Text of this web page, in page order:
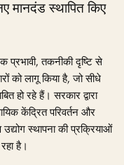
मानदंड स्थापित किए
प्रभावी, तकनीकी दृष्टि से
को लागू किया है, जो सीधे
हो रहे हैं। सरकार द्वारा
केंद्रित परिवर्तन और
स्थापना की प्रक्रियाओं
है।